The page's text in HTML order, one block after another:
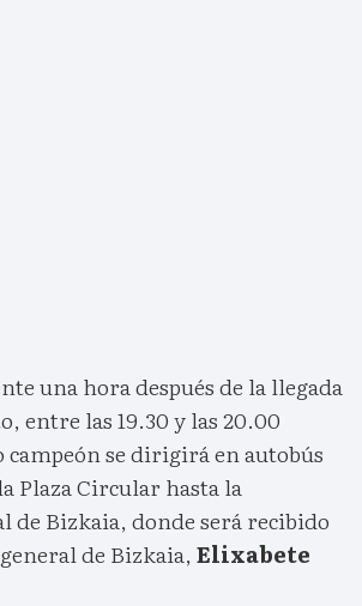
una hora después de la llegada
entre las 19.30 y las 20.00
campeón se dirigirá en autobús
Plaza Circular hasta la
de Bizkaia, donde será recibido
de Bizkaia, Elixabete